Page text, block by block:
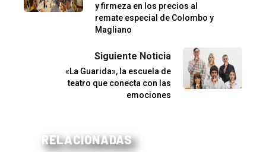
y firmeza en los precios al
remate especial de Colombo y
Magliano
Siguiente Noticia
«La Guarida», la escuela de
teatro que conecta con las
emociones
RELACIONADAS